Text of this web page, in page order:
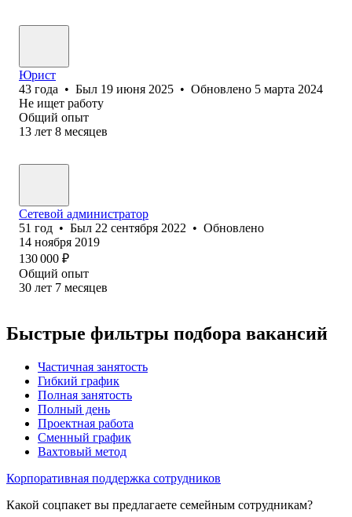
Юрист
43 года • Был 19 июня 2025 • Обновлено 5 марта 2024
Не ищет работу
Общий опыт
13 лет 8 месяцев
Сетевой администратор
51 год • Был 22 сентября 2022 • Обновлено
14 ноября 2019
130 000 ₽
Общий опыт
30 лет 7 месяцев
Быстрые фильтры подбора вакансий
Частичная занятость
Гибкий график
Полная занятость
Полный день
Проектная работа
Сменный график
Вахтовый метод
Корпоративная поддержка сотрудников
Какой соцпакет вы предлагаете семейным сотрудникам?